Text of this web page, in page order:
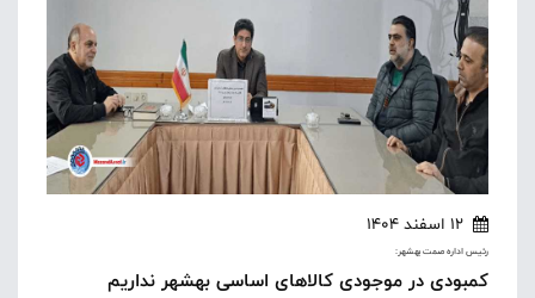
12 اسفند 1404
رئیس اداره صمت بهشهر:
کمبودی در موجودی کالاهای اساسی بهشهر نداریم